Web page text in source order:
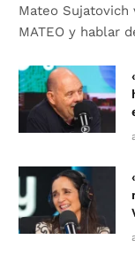
Mateo Sujatovich
MATEO y hablar